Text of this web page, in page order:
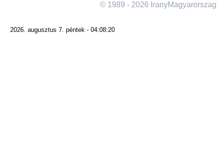
© 1989 - 2026
2026. augusztus 7. péntek - 04:08:20